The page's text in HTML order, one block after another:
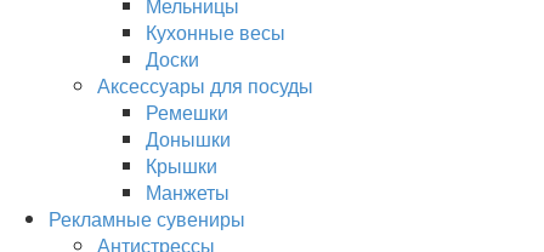
Кухонные весы
Доски
Аксессуары для посуды
Ремешки
Донышки
Крышки
Манжеты
Рекламные сувениры
Антистрессы